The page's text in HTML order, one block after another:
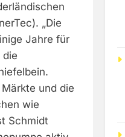
„Die
Jahre für
die
und die
wie
Schmidt